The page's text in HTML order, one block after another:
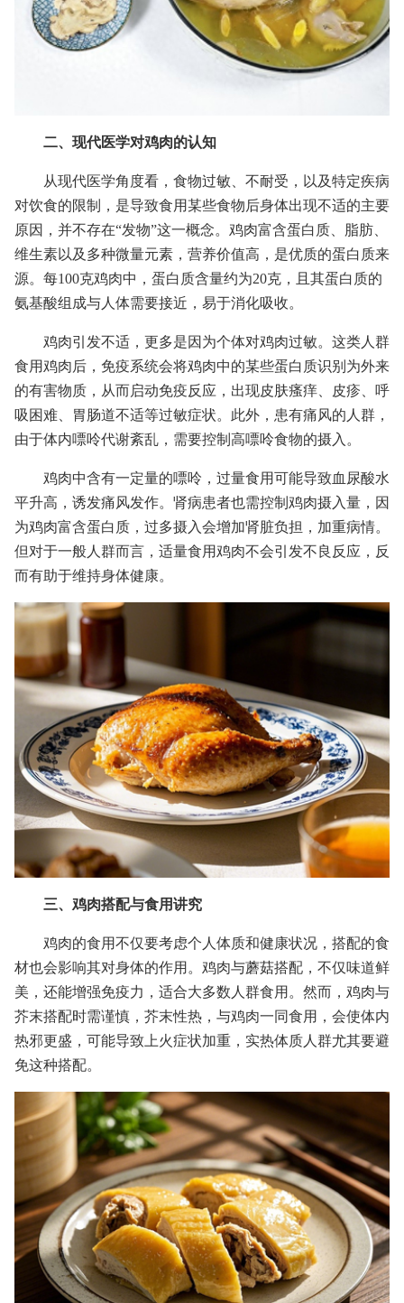
二、现代医学对鸡肉的认知
从现代医学角度看，食物过敏、不耐受，以及特定疾病
对饮食的限制，是导致食用某些食物后身体出现不适的主要
原因，并不存在“发物”这一概念。鸡肉富含蛋白质、脂肪、
维生素以及多种微量元素，营养价值高，是优质的蛋白质来
源。每100克鸡肉中，蛋白质含量约为20克，且其蛋白质的
氨基酸组成与人体需要接近，易于消化吸收。
鸡肉引发不适，更多是因为个体对鸡肉过敏。这类人群
食用鸡肉后，免疫系统会将鸡肉中的某些蛋白质识别为外来
的有害物质，从而启动免疫反应，出现皮肤瘙痒、皮疹、呼
吸困难、胃肠道不适等过敏症状。此外，患有痛风的人群，
由于体内嘌呤代谢紊乱，需要控制高嘌呤食物的摄入。
鸡肉中含有一定量的嘌呤，过量食用可能导致血尿酸水
平升高，诱发痛风发作。肾病患者也需控制鸡肉摄入量，因
为鸡肉富含蛋白质，过多摄入会增加肾脏负担，加重病情。
但对于一般人群而言，适量食用鸡肉不会引发不良反应，反
而有助于维持身体健康。
三、鸡肉搭配与食用讲究
鸡肉的食用不仅要考虑个人体质和健康状况，搭配的食
材也会影响其对身体的作用。鸡肉与蘑菇搭配，不仅味道鲜
美，还能增强免疫力，适合大多数人群食用。然而，鸡肉与
芥末搭配时需谨慎，芥末性热，与鸡肉一同食用，会使体内
热邪更盛，可能导致上火症状加重，实热体质人群尤其要避
免这种搭配。